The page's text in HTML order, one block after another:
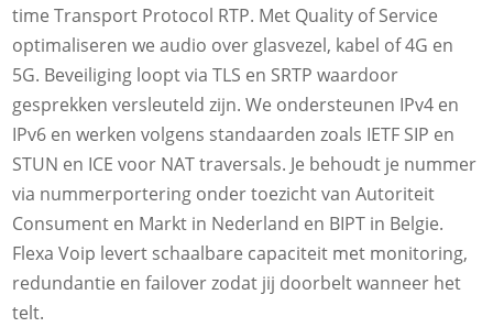
time Transport Protocol RTP. Met Quality of Service
optimaliseren we audio over glasvezel, kabel of 4G en
5G. Beveiliging loopt via TLS en SRTP waardoor
gesprekken versleuteld zijn. We ondersteunen IPv4 en
IPv6 en werken volgens standaarden zoals IETF SIP en
STUN en ICE voor NAT traversals. Je behoudt je nummer
via nummerportering onder toezicht van Autoriteit
Consument en Markt in Nederland en BIPT in Belgie.
Flexa Voip levert schaalbare capaciteit met monitoring,
redundantie en failover zodat jij doorbelt wanneer het
telt.